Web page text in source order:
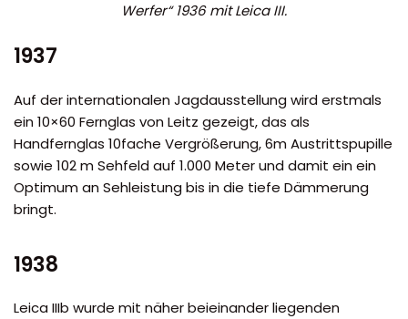
Werfer“ 1936 mit Leica III.
1937
Auf der internationalen Jagdausstellung wird erstmals
ein 10×60 Fernglas von Leitz gezeigt, das als
Handfernglas 10fache Vergrößerung, 6m Austrittspupille
sowie 102 m Sehfeld auf 1.000 Meter und damit ein ein
Optimum an Sehleistung bis in die tiefe Dämmerung
bringt.
1938
Leica IIIb wurde mit näher beieinander liegenden